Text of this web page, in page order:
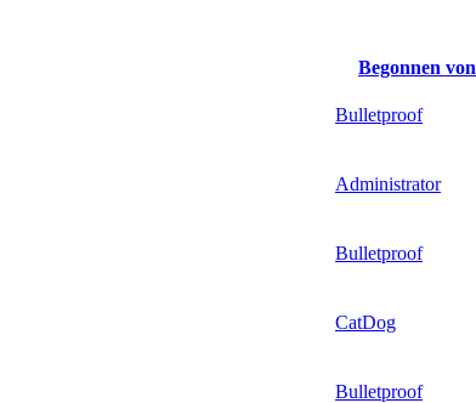
Begonnen von
Bulletproof
Administrator
Bulletproof
CatDog
Bulletproof